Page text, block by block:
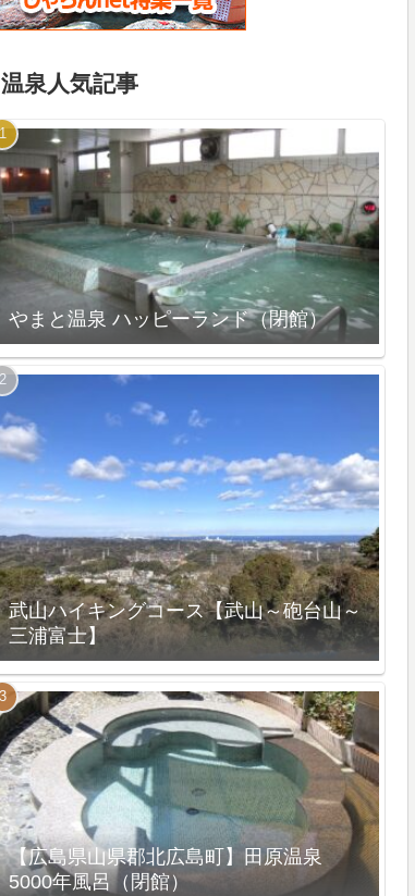
温泉人気記事
やまと温泉 ハッピーランド（閉館）
武山ハイキングコース【武山～砲台山～
三浦富士】
【広島県山県郡北広島町】田原温泉
5000年風呂（閉館）